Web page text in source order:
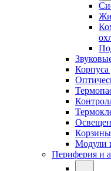
Корпуса
Корзины
Модули
Периферия и